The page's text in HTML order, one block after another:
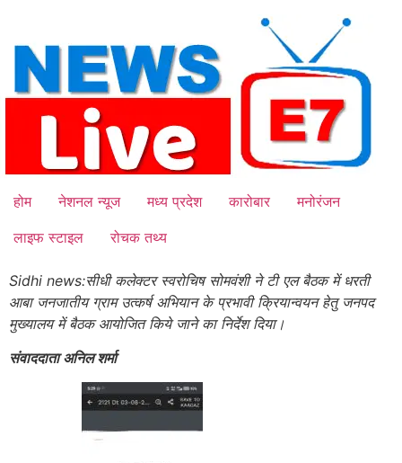
content
होम नेशनल न्यूज मध्य प्रदेश कारोबार
मनोरंजन
लाइफ स्टाइल
रोचक तथ्य
Sidhi news:सीधी कलेक्टर स्वरोचिष सोमवंशी ने टी एल बैठक में धरती
आबा जनजातीय ग्राम उत्कर्ष अभियान के प्रभावी क्रियान्वयन हेतु जनपद
मुख्यालय में बैठक आयोजित किये जाने का निर्देश दिया।
संवाददाता अनिल शर्मा